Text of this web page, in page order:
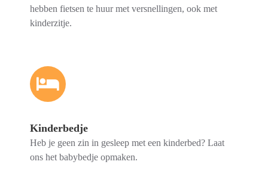
hebben fietsen te huur met versnellingen, ook met
kinderzitje.
Kinderbedje
Heb je geen zin in gesleep met een kinderbed? Laat
ons het babybedje opmaken.